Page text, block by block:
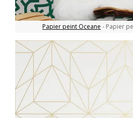
Papier peint Oceane - Papier